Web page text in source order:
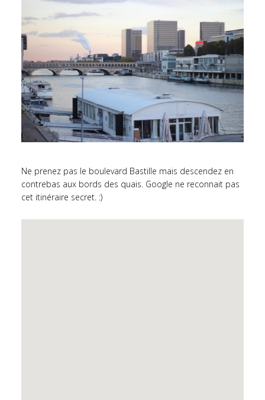
Ne prenez pas le boulevard Bastille mais descendez en
contrebas aux bords des quais. Google ne reconnait pas
cet itinéraire secret. :)